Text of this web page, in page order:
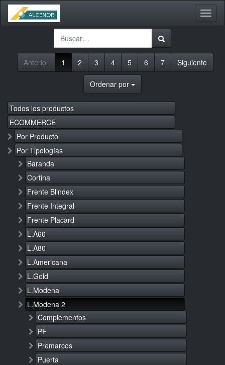
Anterior 1 2 3 4 5 6 7 Siguiente
Ordenar por
Todos los productos
ECOMMERCE
Por Producto
Por Tipologías
Baranda
Cortina
Frente Blindex
Frente Integral
Frente Placard
L.A60
L.A80
L.Americana
L.Gold
L.Modena
L.Modena 2
Complementos
PF
Premarcos
Puerta